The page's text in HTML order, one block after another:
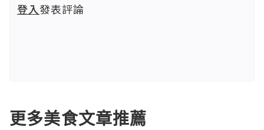
登入發表評論
更多美食文章推薦